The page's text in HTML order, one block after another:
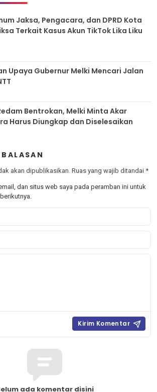
Jaksa, Pengacara, dan DPRD Kota
Terkait Kasus Akun TikTok Lika Liku
Upaya Gubernur Melki Mencari Jalan
Bentrokan, Melki Minta Akar
Harus Diungkap dan Diselesaikan
akan dipublikasikan. Ruas yang wajib ditandai *
dan situs web saya pada peramban ini untuk
ada komentar disini